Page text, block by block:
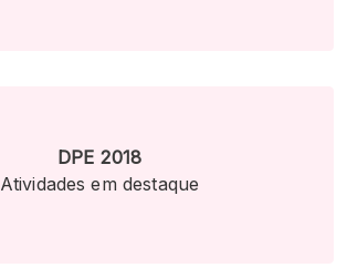
DPE 2018
Atividades em destaque